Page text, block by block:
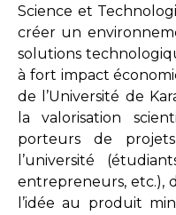
Science et
créer un
solutions
à fort impact
de l’Université de
la valorisation
porteurs de
l’université
entrepreneurs, etc.),
l’idée au produit